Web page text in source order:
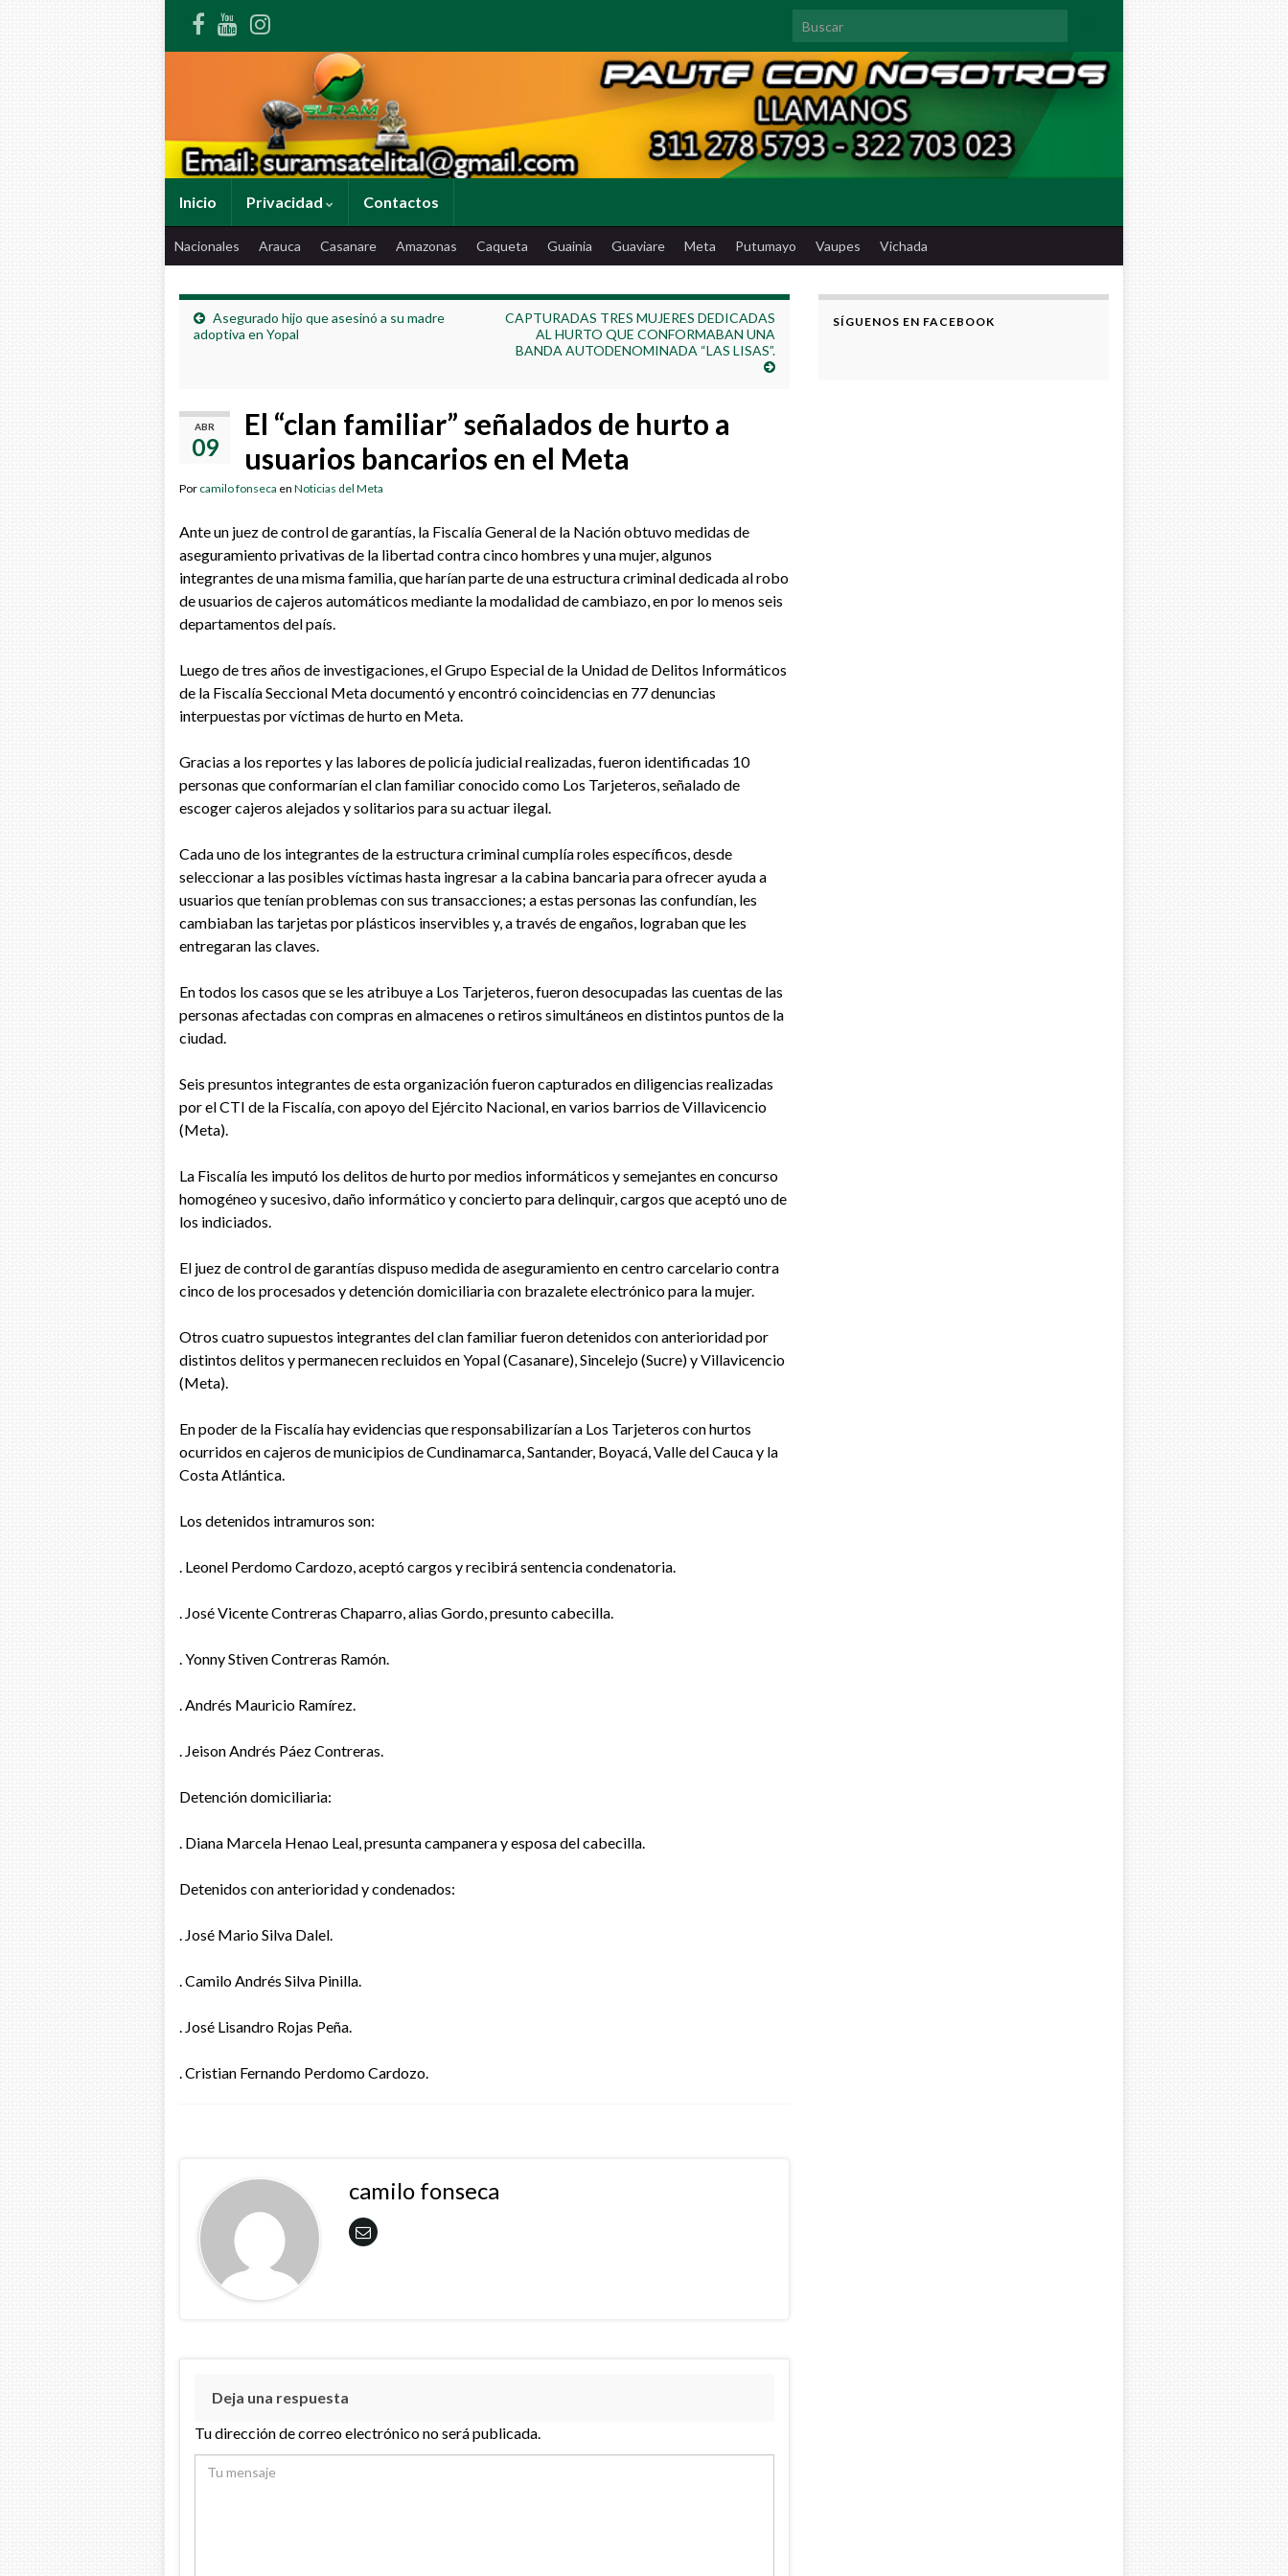
Search for:
Inicio Privacidad Contactos
Nacionales Arauca Casanare Amazonas Caqueta Guainia Guaviare Meta Putumayo Vaupes Vichada
Asegurado hijo que asesinó a su madre
adoptiva en Yopal
CAPTURADAS TRES MUJERES DEDICADAS
AL HURTO QUE CONFORMABAN UNA
BANDA AUTODENOMINADA “LAS LISAS”.
ABR
09
El “clan familiar” señalados de hurto a
usuarios bancarios en el Meta
Por camilo fonseca en Noticias del Meta
Ante un juez de control de garantías, la Fiscalía General de la Nación obtuvo medidas de
aseguramiento privativas de la libertad contra cinco hombres y una mujer, algunos
integrantes de una misma familia, que harían parte de una estructura criminal dedicada al robo
de usuarios de cajeros automáticos mediante la modalidad de cambiazo, en por lo menos seis
departamentos del país.
Luego de tres años de investigaciones, el Grupo Especial de la Unidad de Delitos Informáticos
de la Fiscalía Seccional Meta documentó y encontró coincidencias en 77 denuncias
interpuestas por víctimas de hurto en Meta.
Gracias a los reportes y las labores de policía judicial realizadas, fueron identificadas 10
personas que conformarían el clan familiar conocido como Los Tarjeteros, señalado de
escoger cajeros alejados y solitarios para su actuar ilegal.
Cada uno de los integrantes de la estructura criminal cumplía roles específicos, desde
seleccionar a las posibles víctimas hasta ingresar a la cabina bancaria para ofrecer ayuda a
usuarios que tenían problemas con sus transacciones; a estas personas las confundían, les
cambiaban las tarjetas por plásticos inservibles y, a través de engaños, lograban que les
entregaran las claves.
En todos los casos que se les atribuye a Los Tarjeteros, fueron desocupadas las cuentas de las
personas afectadas con compras en almacenes o retiros simultáneos en distintos puntos de la
ciudad.
Seis presuntos integrantes de esta organización fueron capturados en diligencias realizadas
por el CTI de la Fiscalía, con apoyo del Ejército Nacional, en varios barrios de Villavicencio
(Meta).
La Fiscalía les imputó los delitos de hurto por medios informáticos y semejantes en concurso
homogéneo y sucesivo, daño informático y concierto para delinquir, cargos que aceptó uno de
los indiciados.
El juez de control de garantías dispuso medida de aseguramiento en centro carcelario contra
cinco de los procesados y detención domiciliaria con brazalete electrónico para la mujer.
Otros cuatro supuestos integrantes del clan familiar fueron detenidos con anterioridad por
distintos delitos y permanecen recluidos en Yopal (Casanare), Sincelejo (Sucre) y Villavicencio
(Meta).
En poder de la Fiscalía hay evidencias que responsabilizarían a Los Tarjeteros con hurtos
ocurridos en cajeros de municipios de Cundinamarca, Santander, Boyacá, Valle del Cauca y la
Costa Atlántica.
Los detenidos intramuros son:
. Leonel Perdomo Cardozo, aceptó cargos y recibirá sentencia condenatoria.
. José Vicente Contreras Chaparro, alias Gordo, presunto cabecilla.
. Yonny Stiven Contreras Ramón.
. Andrés Mauricio Ramírez.
. Jeison Andrés Páez Contreras.
Detención domiciliaria:
. Diana Marcela Henao Leal, presunta campanera y esposa del cabecilla.
Detenidos con anterioridad y condenados:
. José Mario Silva Dalel.
. Camilo Andrés Silva Pinilla.
. José Lisandro Rojas Peña.
. Cristian Fernando Perdomo Cardozo.
camilo fonseca
Deja una respuesta
Tu dirección de correo electrónico no será publicada.
SÍGUENOS EN FACEBOOK